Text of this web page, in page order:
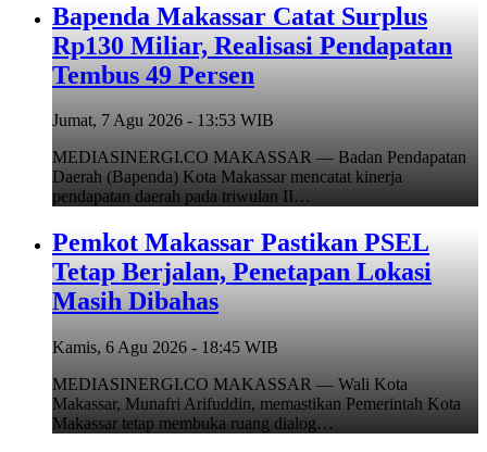
Bapenda Makassar Catat Surplus
Rp130 Miliar, Realisasi Pendapatan
Tembus 49 Persen
Jumat, 7 Agu 2026 - 13:53 WIB
MEDIASINERGI.CO MAKASSAR — Badan Pendapatan
Daerah (Bapenda) Kota Makassar mencatat kinerja
pendapatan daerah pada triwulan II…
Pemkot Makassar Pastikan PSEL
Tetap Berjalan, Penetapan Lokasi
Masih Dibahas
Kamis, 6 Agu 2026 - 18:45 WIB
MEDIASINERGI.CO MAKASSAR — Wali Kota
Makassar, Munafri Arifuddin, memastikan Pemerintah Kota
Makassar tetap membuka ruang dialog…